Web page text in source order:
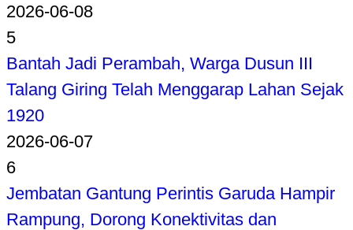
2026-06-08
5
Bantah Jadi Perambah, Warga Dusun III
Talang Giring Telah Menggarap Lahan Sejak
1920
2026-06-07
6
Jembatan Gantung Perintis Garuda Hampir
Rampung, Dorong Konektivitas dan